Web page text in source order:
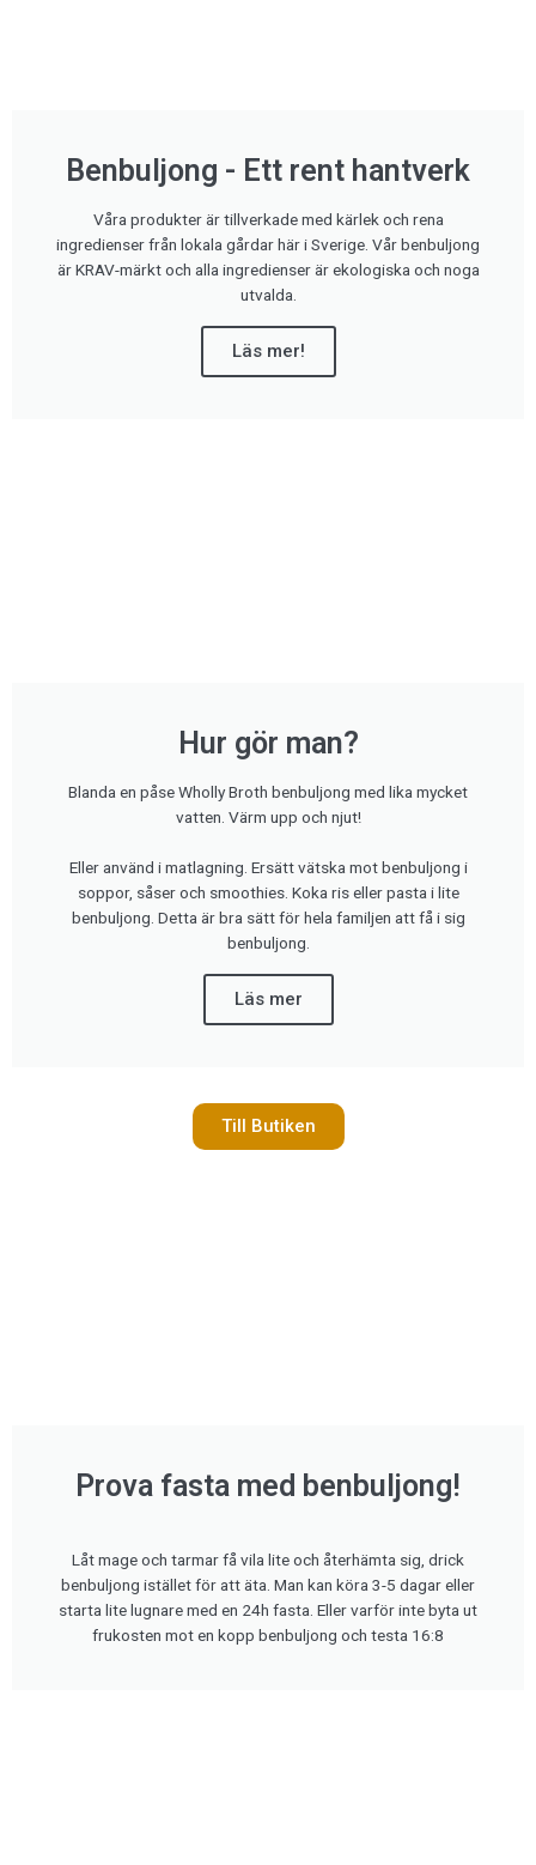
Benbuljong - Ett rent hantverk
Våra produkter är tillverkade med kärlek och rena
ingredienser från lokala gårdar här i Sverige. Vår benbuljong
är KRAV-märkt och alla ingredienser är ekologiska och noga
utvalda.
Läs mer!
Hur gör man?
Blanda en påse Wholly Broth benbuljong med lika mycket
vatten. Värm upp och njut!
Eller använd i matlagning. Ersätt vätska mot benbuljong i
soppor, såser och smoothies. Koka ris eller pasta i lite
benbuljong. Detta är bra sätt för hela familjen att få i sig
benbuljong.
Läs mer
Till Butiken
Prova fasta med benbuljong!
Låt mage och tarmar få vila lite och återhämta sig, drick
benbuljong istället för att äta. Man kan köra 3-5 dagar eller
starta lite lugnare med en 24h fasta. Eller varför inte byta ut
frukosten mot en kopp benbuljong och testa 16:8